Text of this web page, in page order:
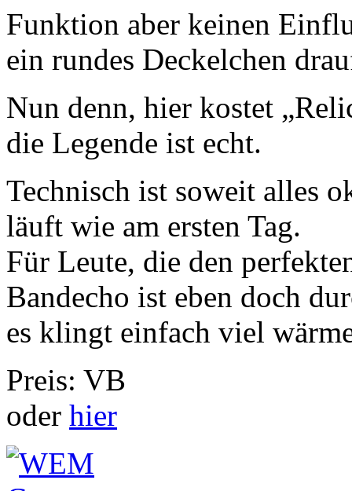
Funktion aber keinen
ein rundes Deckelchen
Nun denn, hier kostet
die Legende ist echt.
Technisch ist soweit alles
läuft wie am ersten Tag.
Für Leute, die den
Bandecho ist eben doch
es klingt einfach viel
Preis: VB
oder hier